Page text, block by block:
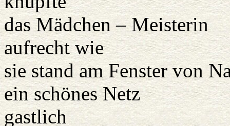
das Mädchen – Meisterin
aufrecht wie
sie stand am Fenster von
ein schönes Netz
gastlich